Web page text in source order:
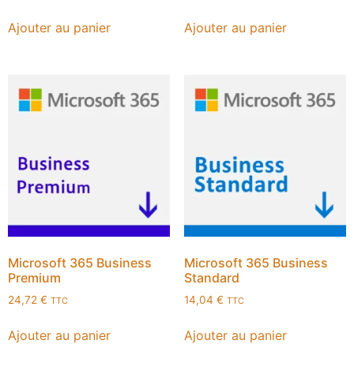
Ajouter au panier Ajouter au panier
Microsoft 365 Business
Premium
24,72 € TTC
Ajouter au panier
Microsoft 365 Business
Standard
14,04 € TTC
Ajouter au panier